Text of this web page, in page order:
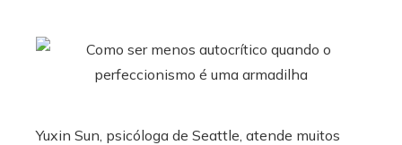
Yuxin Sun, psicóloga de Seattle, atende muitos